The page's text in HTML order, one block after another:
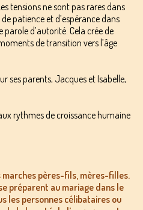
tensions ne sont pas rares dans
patience et d’espérance dans
d’autorité. Cela crée de
de transition vers l’âge
ses parents, Jacques et Isabelle,
rythmes de croissance humaine
marches pères-fils, mères-filles.
préparent au mariage dans le
les personnes célibataires ou